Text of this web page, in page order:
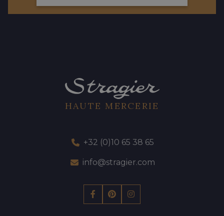
HAUTE MERCERIE
+32 (0)10 65 38 65
info@stragier.com